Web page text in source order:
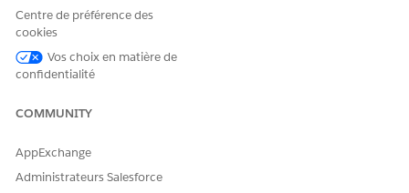
CET ARTICLE A-T-IL RÉSOLU VOTRE PROBLÈME ?
Dites-nous ce que nous pouvons améliorer !
Centre de préférence des
cookies
Vos choix en matière de
confidentialité
COMMUNITY
AppExchange
Administrateurs Salesforce